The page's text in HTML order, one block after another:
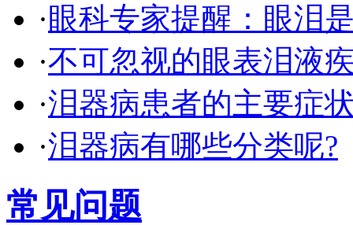
· 眼科专家提醒：眼泪
·不可忽视的眼表泪液
·泪器病患者的主要症
·泪器病有哪些分类呢?
常见问题